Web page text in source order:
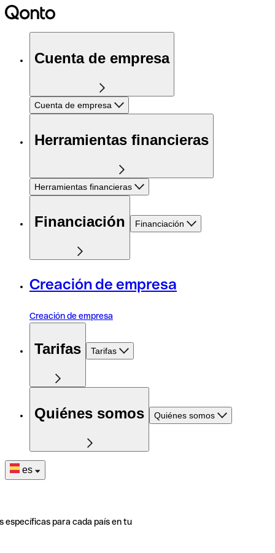
Cuenta de empresa
Cuenta de empresa
Herramientas financieras
Herramientas financieras
Financiación Financiación
Creación de empresa
Creación de empresa
Tarifas Tarifas
Quiénes somos Quiénes somos
es
específicas para cada país en tu